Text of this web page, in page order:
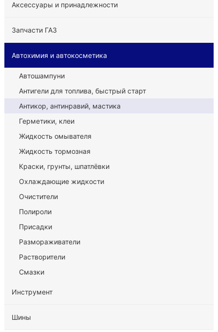
Аксессуары и принадлежности
Запчасти ГАЗ
Автохимия и автокосметика
Автошампуни
Антигели для топлива, быстрый старт
Антикор, антинравий, мастика
Герметики, клеи
Жидкость омывателя
Жидкость тормозная
Краски, грунты, шпатлёвки
Охлаждающие жидкости
Очистители
Полироли
Присадки
Размораживатели
Растворители
Смазки
Инструмент
Шины